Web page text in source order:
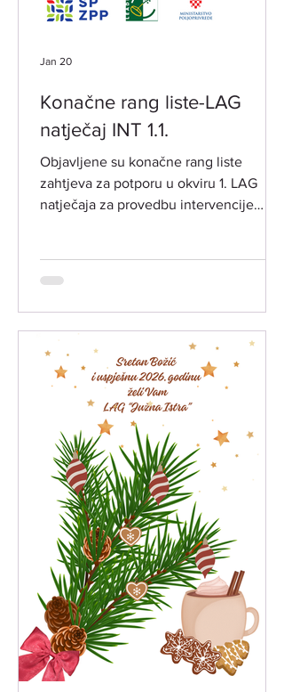
Konačne rang liste-LAG
natječaj INT 1.1.
Objavljene su konačne rang liste
zahtjeva za potporu u okviru 1. LAG
natječaja za provedbu intervencije
"Južna Istra" 2023.-2027. objavljenog
18. veljače 2025. godine (ref. oznaka
natječaja: 001-11-25-01).
Jan 20